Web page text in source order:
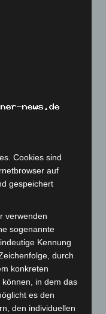
Cookies sind
auf
gespeichert
verwenden
sogenannte
Kennung
durch
konkreten
in dem das
es den
den individuellen